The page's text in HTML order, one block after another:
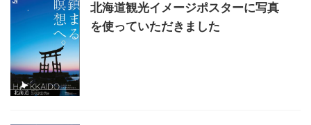
北海道観光イメージポスターに写真
を使っていただきました